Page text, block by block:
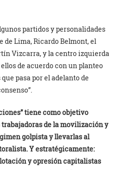
partidos y personalidades
de Lima, Ricardo Belmont, el
Vizcarra, y la centro izquierda
de acuerdo con un planteo
pasa por el adelanto de
tiene como objetivo
de la movilización y
golpista y llevarlas al
Y estratégicamente:
y opresión capitalistas